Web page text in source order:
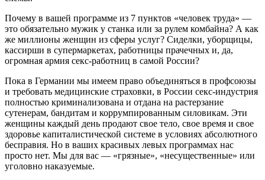
Почему в вашей программе из 7 пунктов «человек труда» —
это обязательно мужик у станка или за рулем комбайна? А как
же миллионы женщин из сферы услуг? Сиделки, уборщицы,
кассирши в супермаркетах, работницы прачечных и, да,
огромная армия секс-работниц в самой России?
Пока в Германии мы имеем право объединяться в профсоюзы
и требовать медицинские страховки, в России секс-индустрия
полностью криминализована и отдана на растерзание
сутенерам, бандитам и коррумпированным силовикам. Эти
женщины каждый день продают свое тело, свое время и свое
здоровье капиталистической системе в условиях абсолютного
бесправия. Но в ваших красивых левых программах нас
просто нет. Мы для вас — «грязные», «несущественные» или
уголовно наказуемые.